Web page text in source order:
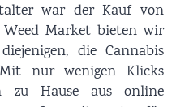
war der Kauf von
Weed Market bieten wir
die Cannabis
nur wenigen Klicks
zu Hause aus online